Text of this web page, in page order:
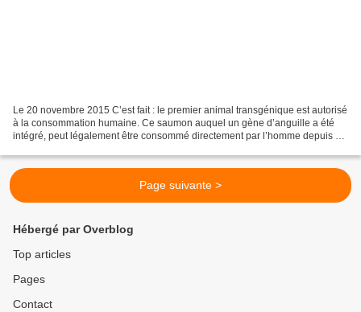
Le 20 novembre 2015 C’est fait : le premier animal transgénique est autorisé
à la consommation humaine. Ce saumon auquel un gène d’anguille a été
intégré, peut légalement être consommé directement par l’homme depuis ce
Page suivante >
Hébergé par Overblog
Top articles
Pages
Contact